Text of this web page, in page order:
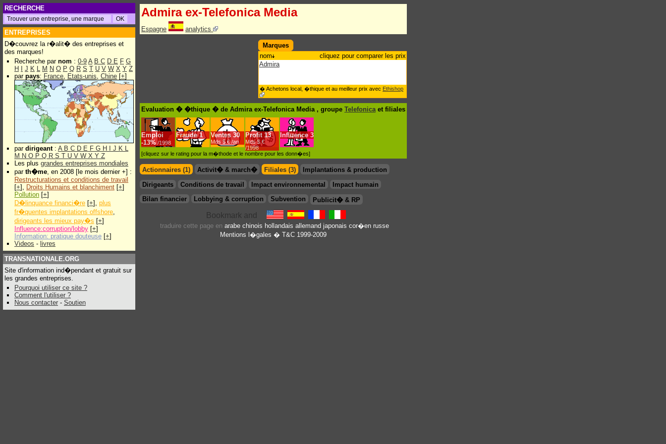
RECHERCHE
ENTREPRISES
D�couvrez la r�alit� des entreprises et
des marques!
Recherche par nom : 0-9 A B C D E F G
H
J K L M N O P Q R S T U V W X Y Z
par pays: France, Etats-unis, Chine [+]
par dirigeant: A B C D E F G H J K L
M N O P Q R S T U V W X Y Z
Les plus grandes entreprises mondiales
par th�me, en 2008 [le mois dernier +] :
Restructurations et conditions de travail
[+], Droits Humains et blanchiment [+]
Pollution [+]
D�linquance financi�re [+], plus
fr�quentes implantations offshore,
dirigeants les mieux pay�s [+]
Influence:corruption/lobby [+]
Information: pratique douteuse [+]
Videos - livres
TRANSNATIONALE.ORG
Site d'information ind�pendant et gratuit sur
les grandes entreprises.
Pourquoi utiliser ce site ?
Comment l'utiliser ?
Nous contacter - Soutien
Admira ex-Telefonica Media
Espagne analytics
Marques
nom
cliquez pour comparer les prix
Admira
� Achetons local, �thique et au meilleur prix avec Ethishop
Evaluation � �thique � de Admira ex-Telefonica Media , groupe Telefonicaet filiales
Emploi
-13% /1998
Fraude 1 Ventes 30
Mds $.€ /an
Profit 13
Mds $.€
/1998
Influence 3
[cliquez sur le rating pour la m�thode et le nombre pour les donn�es]
Actionnaires (1) Activit� & march� Filiales (3)
Implantations & production
Dirigeants
Conditions de travail Impact environnemental
Impact humain
Bilan financier
Lobbying & corruption Subvention Publicit� & RP
traduire cette page en arabe chinois hollandais allemand japonais cor�en russe
Mentions l�gales � T&C 1999-2009